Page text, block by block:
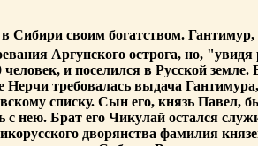
Сибири своим богатством.
Аргунского острога, но,
и поселился в Русской
требовалась выдача
списку. Сын его, князь Павел,
с нею. Брат его Чикулай остался
дворянства фамилия